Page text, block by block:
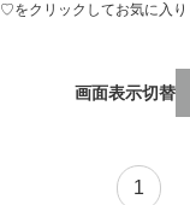
♡をクリックしてお気に入り
画面表示切替
1